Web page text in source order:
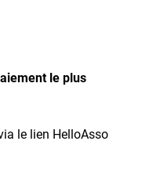
le plus
le lien HelloAsso